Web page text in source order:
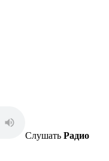
Слушать Радио